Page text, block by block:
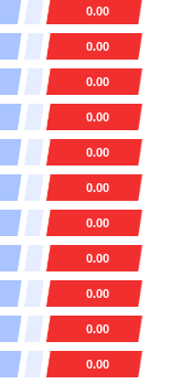
0.00
0.00
0.00
0.00
0.00
0.00
0.00
0.00
0.00
0.00
0.00